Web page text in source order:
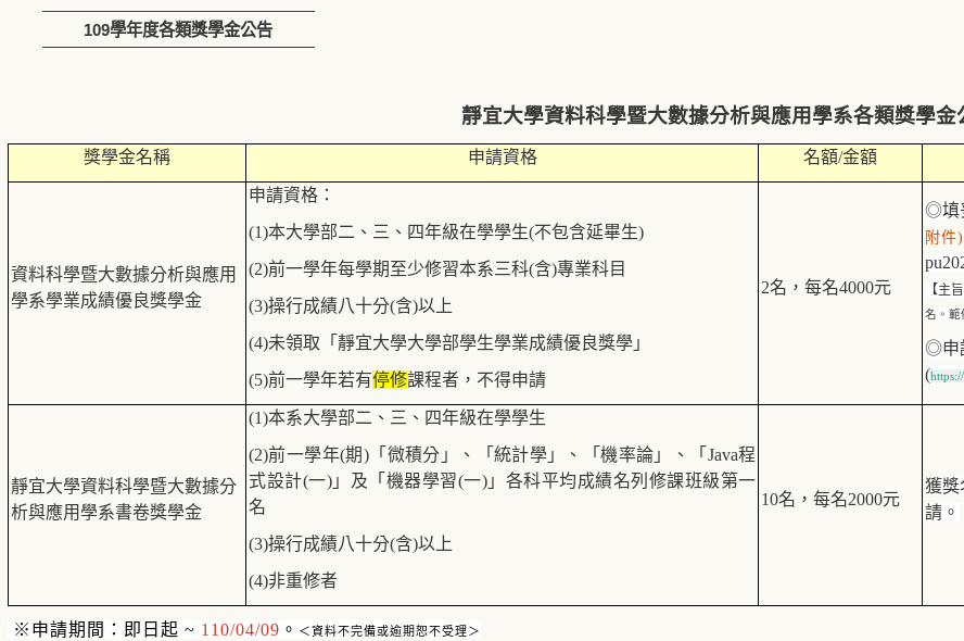
109學年度各類獎學金公告
靜宜大學資料科學暨大數據分析與應用學系各類獎學金
獎學金名稱 申請資格 名額/金額
資料科學暨大數據分析與應用
學系學業成績優良獎學金
申請資格：
(1)本大學部二、三、四年級在學學生(不包含延畢生)
(2)前一學年每學期至少修習本系三科(含)專業科目
(3)操行成績八十分(含)以上
(4)未領取「靜宜大學大學部學生學業成績優良獎學」
(5)前一學年若有停修課程者，不得申請
2名，每名4000元
◎填
附件)
【主
名。範
◎申
(
靜宜大學資料科學暨大數據分
析與應用學系書卷獎學金
(1)本系大學部二、三、四年級在學學生
(2)前一學年(期)「微積分」、「統計學」、「機率論」、「 Java程
式設計(一)」及「機器學習(一)」各科平均成績名列修課班級第一
名
(3)操行成績八十分(含)以上
(4)非重修者
10名，每名2000元
獲獎
請。
※ 申請期間：即日起 ~ 110/04/09 。 ＜資料不完備或逾期恕不受理＞